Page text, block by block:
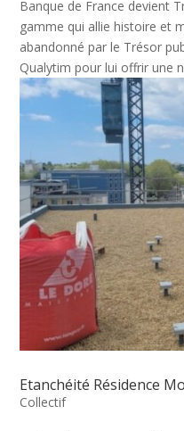
Banque de France devient
gamme qui allie histoire et
abandonné par le Trésor
Qualytim pour lui offrir une
Etanchéité Résidence
Collectif